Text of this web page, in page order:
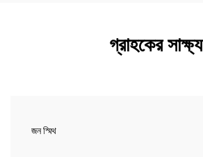
গ্রাহকের সাক্ষ্য
জন স্মিথ